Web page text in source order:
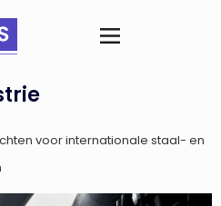
voor internationale staal- en